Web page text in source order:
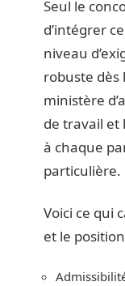
Seul le
d’intégrer
niveau
robuste dès
ministère
de travail et
à chaque
particulière.
Voici ce qui
et le